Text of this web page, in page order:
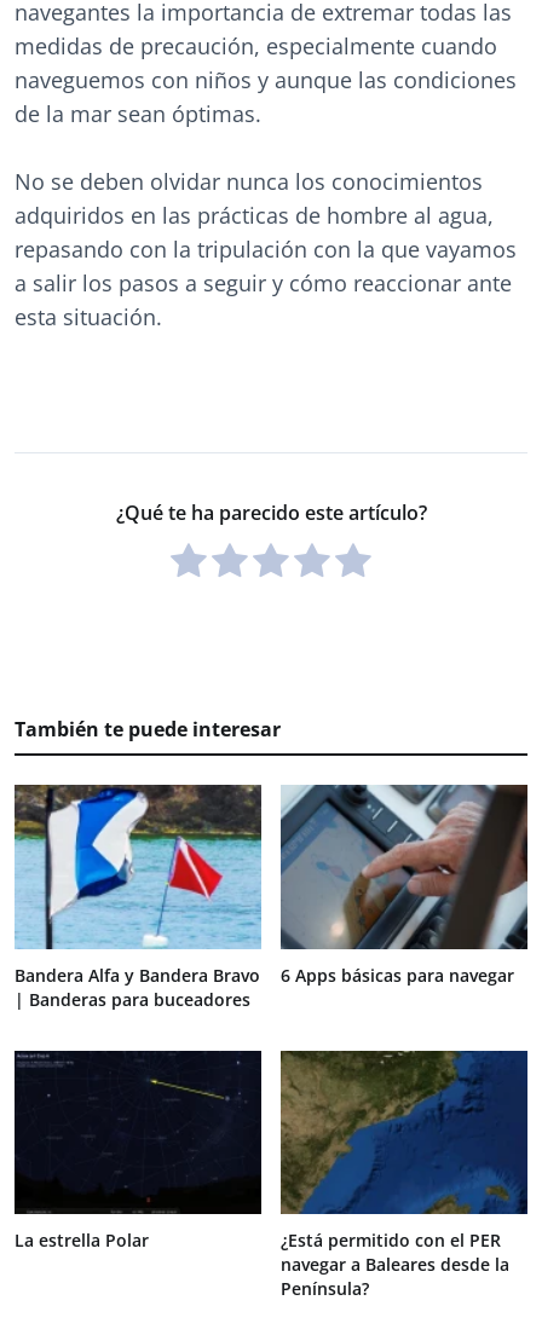
navegantes la importancia de extremar todas las
medidas de precaución, especialmente cuando
naveguemos con niños y aunque las condiciones
de la mar sean óptimas.
No se deben olvidar nunca los conocimientos
adquiridos en las prácticas de hombre al agua,
repasando con la tripulación con la que vayamos
a salir los pasos a seguir y cómo reaccionar ante
esta situación.
¿Qué te ha parecido este artículo?
También te puede interesar
Bandera Alfa y Bandera Bravo
| Banderas para buceadores
6 Apps básicas para navegar
La estrella Polar
¿Está permitido con el PER
navegar a Baleares desde la
Península?